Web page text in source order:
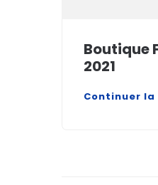
Boutique
2021
Continuer